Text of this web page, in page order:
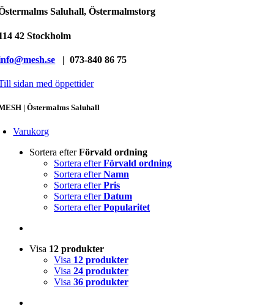
Saluhall, Östermalmstorg
42 Stockholm
| 073-840 86 75
sidan med öppettider
| Östermalms Saluhall
Varukorg
Sortera efterFörvald ordning
Sortera efterFörvald ordning
Sortera efterNamn
Sortera efterPris
Sortera efterDatum
Sortera efterPopularitet
Visa 12 produkter
Visa 12 produkter
Visa 24 produkter
Visa 36 produkter